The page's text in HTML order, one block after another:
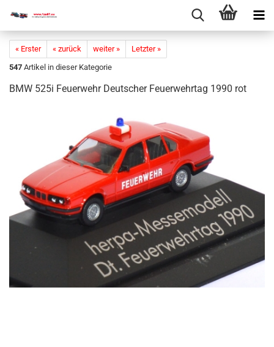
« Erster « zurück weiter »
Letzter »
547 Artikel in dieser Kategorie
BMW 525i Feu­er­wehr Deut­scher Feu­er­wehr­tag 1990 rot